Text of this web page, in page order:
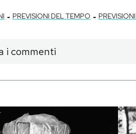
- PREVISIONI DEL TEMPO -
i commenti